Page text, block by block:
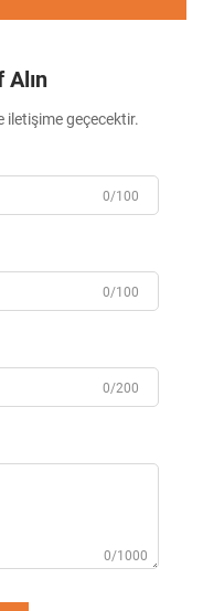
iletişime geçecektir.
0/100
0/100
0/200
0/1000